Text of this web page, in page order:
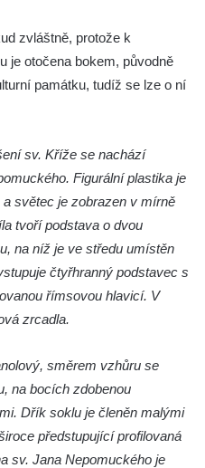
objezdu ve
Hluboká
Hluboká
Hluboká
Hluboká
zvláštně, protože k
je otočena bokem, původně
památku, tudíž se lze o ní
sv. Kříže se nachází
Figurální plastika je
světec je zobrazen v mírně
tvoří podstava o dvou
na níž je ve středu umístěn
čtyřhranný podstavec s
římsovou hlavicí. V
zrcadla.
směrem vzhůru se
na bocích zdobenou
Dřík soklu je členěn malými
předstupující profilovaná
sv. Jana Nepomuckého je